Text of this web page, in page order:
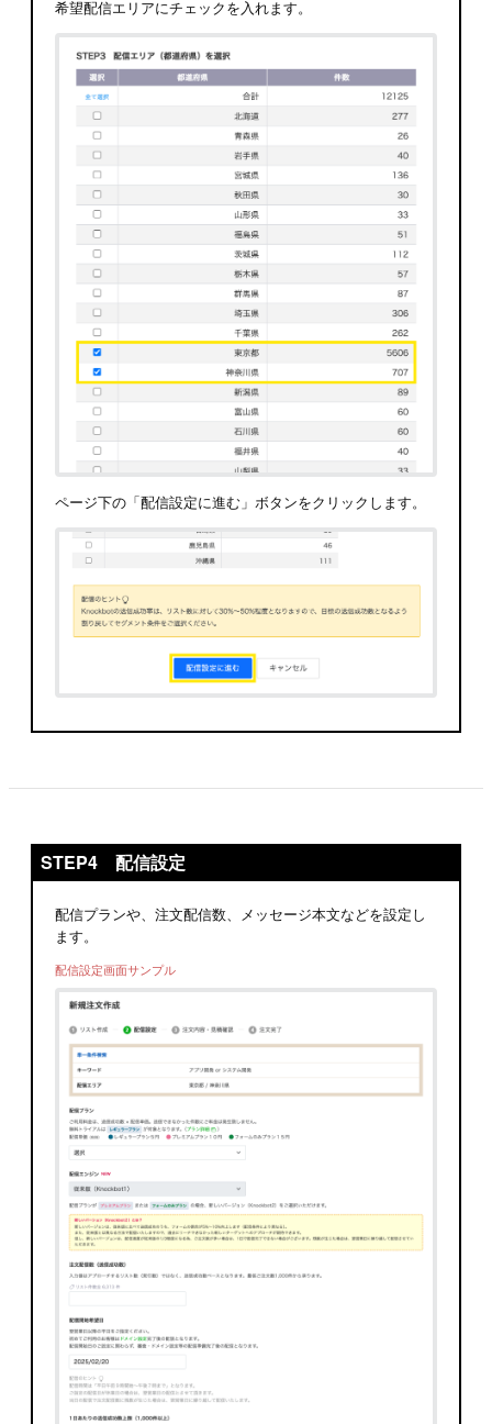
希望配信エリアにチェックを入れます。
ページ下の「配信設定に進む」ボタンをクリックします。
STEP4 配信設定
配信プランや、注文配信数、メッセージ本文などを設定し
ます。
配信設定画面サンプル